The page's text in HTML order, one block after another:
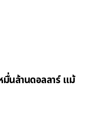
มื่นล้านดอลลาร์ แม้